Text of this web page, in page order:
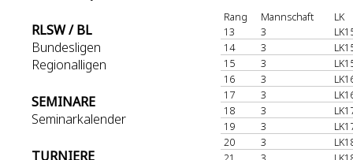
RLSW / BL
Bundesligen
Regionalligen
SEMINARE
Seminarkalender
TURNIERE
Rang Mannschaft
LK
13
3
14
3
15
3
16
3
17
3
18
3
19
3
20
3